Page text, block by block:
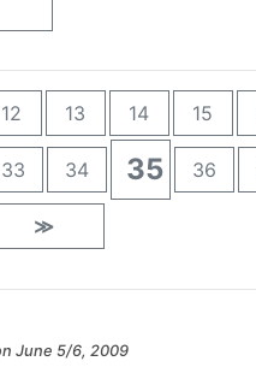
12 13 14 15
33 34 35 36
≫
June 5/6, 2009